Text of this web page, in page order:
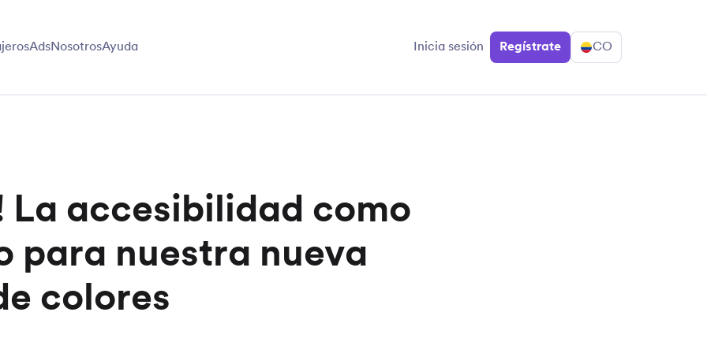
AdsNosotrosAyuda Inicia sesión Regístrate CO
La accesibilidad como
para nuestra nueva
colores